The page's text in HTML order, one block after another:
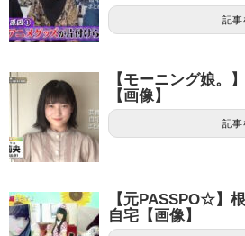
記事
【モーニング娘。
【画像】
記事
【元PASSPO☆】
自宅【画像】